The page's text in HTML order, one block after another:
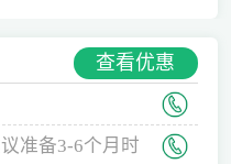
查看优惠
准备3-6个月时